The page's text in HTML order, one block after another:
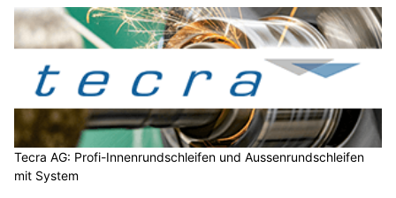
Tecra AG: Profi-Innenrundschleifen und Aussenrundschleifen
mit System